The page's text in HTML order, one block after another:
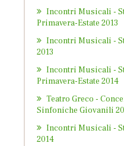
Incontri Musicali -
Primavera-Estate 2013
Incontri Musicali -
2013
Incontri Musicali -
Primavera-Estate 2014
Teatro Greco -
Sinfoniche Giovanili
Incontri Musicali -
2014